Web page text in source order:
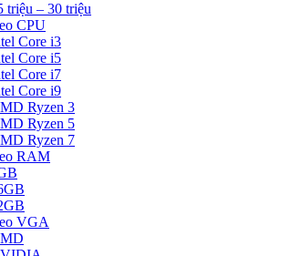
triệu – 30 triệu
CPU
Core i3
Core i5
Core i7
Core i9
Ryzen 3
Ryzen 5
Ryzen 7
RAM
VGA